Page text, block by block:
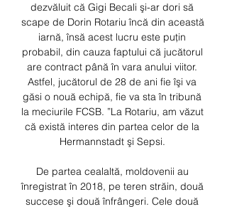
dezvăluit că Gigi Becali şi-ar dori să
scape de Dorin Rotariu încă din această
iarnă, însă acest lucru este puţin
probabil, din cauza faptului că jucătorul
are contract până în vara anului viitor.
Astfel, jucătorul de 28 de ani fie îşi va
găsi o nouă echipă, fie va sta în tribună
la meciurile FCSB. ”La Rotariu, am văzut
că există interes din partea celor de la
Hermannstadt şi Sepsi.
De partea cealaltă, moldovenii au
înregistrat în 2018, pe teren străin, două
succese şi două înfrângeri. Cele două